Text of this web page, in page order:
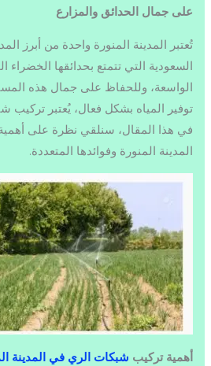
على جمال الحدائق والمزارع
تُعتبر المدينة المنورة واحدة من أبرز
السعودية التي تتمتع بحدائقها الخضراء
الواسعة، وللحفاظ على جمال هذه
توفير المياه بشكل فعال، يُعتبر تركيب
في هذا المقال، سنلقي نظرة على
المدينة المنورة وفوائدها المتعددة.
أهمية تركيب شبكات الري في المدينة